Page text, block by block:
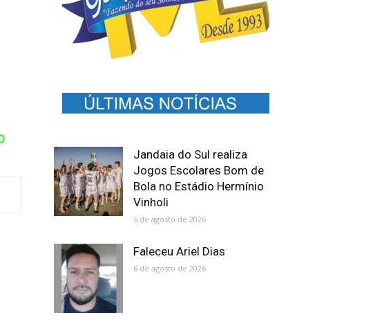
Jandaia do Sul realiza
Jogos Escolares Bom de
Bola no Estádio Hermínio
Vinholi
6 de agosto de 2026
Faleceu Ariel Dias
6 de agosto de 2026